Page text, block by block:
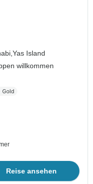
Yas Island
willkommen
Reise ansehen